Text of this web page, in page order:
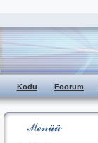
Kodu Foorum